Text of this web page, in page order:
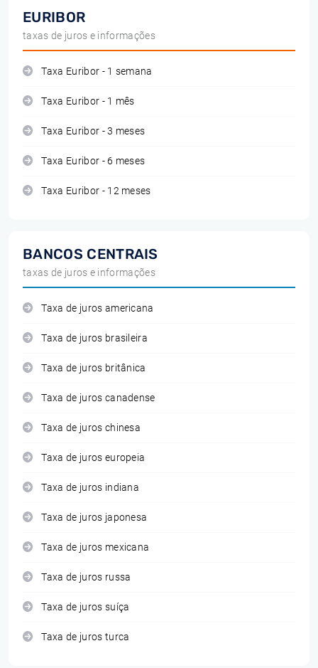
EURIBOR
taxas de juros e informações
Taxa Euribor - 1 semana
Taxa Euribor - 1 mês
Taxa Euribor - 3 meses
Taxa Euribor - 6 meses
Taxa Euribor - 12 meses
BANCOS CENTRAIS
taxas de juros e informações
Taxa de juros americana
Taxa de juros brasileira
Taxa de juros britânica
Taxa de juros canadense
Taxa de juros chinesa
Taxa de juros europeia
Taxa de juros indiana
Taxa de juros japonesa
Taxa de juros mexicana
Taxa de juros russa
Taxa de juros suíça
Taxa de juros turca